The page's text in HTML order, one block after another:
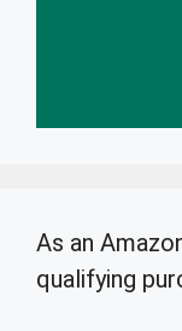
As an
qualifying